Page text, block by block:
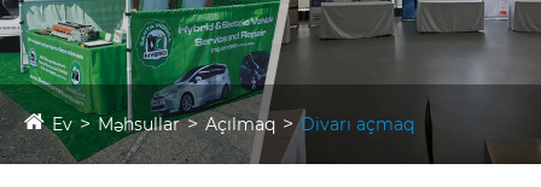
Ev Məhsullar Açılmaq Divarı açmaq